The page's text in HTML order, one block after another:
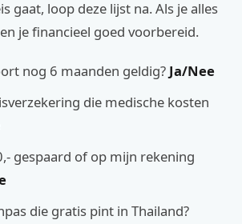
gaat, loop deze lijst na. Als je alles
je financieel goed voorbereid.
nog 6 maanden geldig? Ja/Nee
die medische kosten
gespaard of op mijn rekening
die gratis pint in Thailand?